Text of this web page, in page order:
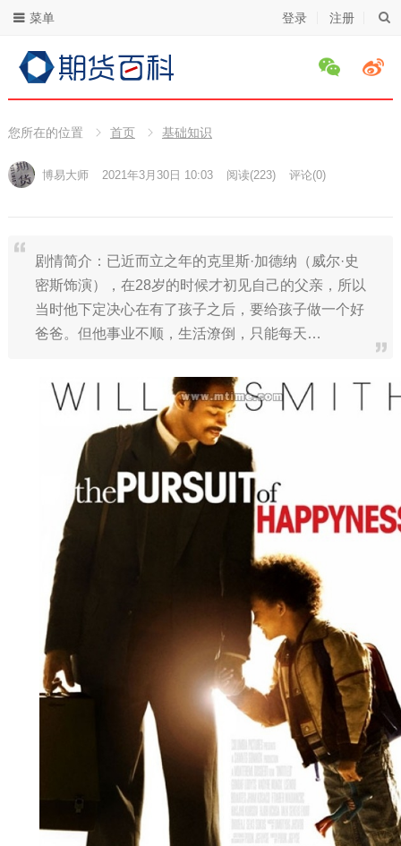
登录 注册
菜单
您所在的位置 首页 基础知识
博易大师 2021年3月30日 10:03 阅读(223) 评论(0)
剧情简介：已近而立之年的克里斯·加德纳（威尔·史
密斯饰演），在28岁的时候才初见自己的父亲，所以
当时他下定决心在有了孩子之后，要给孩子做一个好
爸爸。但他事业不顺，生活潦倒，只能每天…